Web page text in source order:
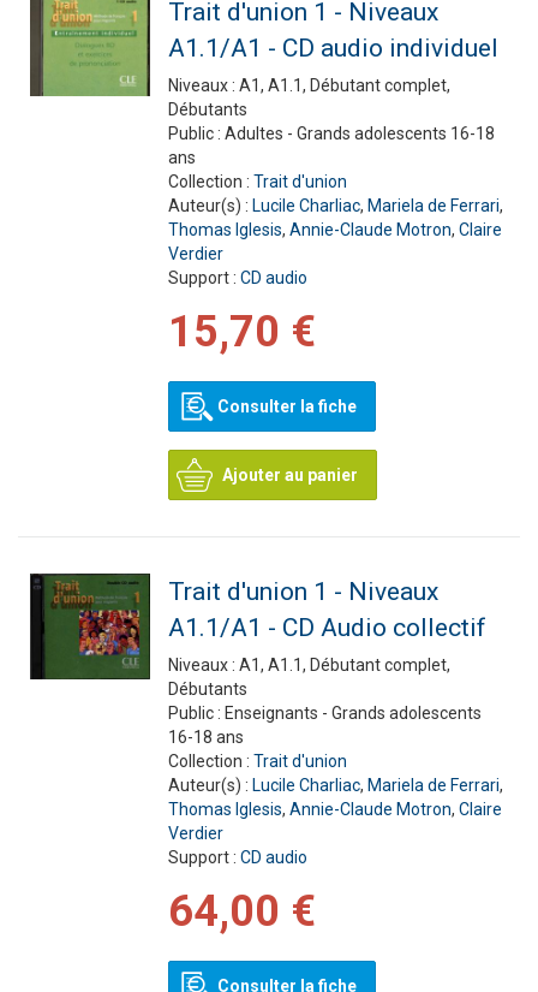
Trait d'union 1 - Niveaux
A1.1/A1 - CD audio individuel
Niveaux : A1, A1.1, Débutant complet,
Débutants
Public : Adultes - Grands adolescents 16-18
ans
Collection : Trait d'union
Auteur(s) : Lucile Charliac, Mariela de Ferrari,
Thomas Iglesis, Annie-Claude Motron, Claire
Verdier
Support : CD audio
15,70 €
Consulter la fiche
Ajouter au panier
Trait d'union 1 - Niveaux
A1.1/A1 - CD Audio collectif
Niveaux : A1, A1.1, Débutant complet,
Débutants
Public : Enseignants - Grands adolescents
16-18 ans
Collection : Trait d'union
Auteur(s) : Lucile Charliac, Mariela de Ferrari,
Thomas Iglesis, Annie-Claude Motron, Claire
Verdier
Support : CD audio
64,00 €
Consulter la fiche